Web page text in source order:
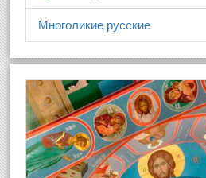
Многоликие русские